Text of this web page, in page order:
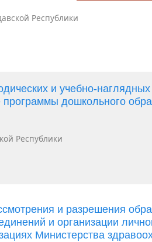
Республики
и учебно-наглядных
дошкольного
Республики
и разрешения
и организации
Министерства